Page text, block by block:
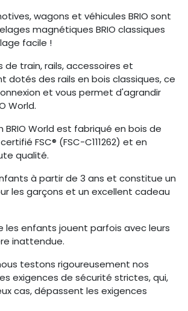
wagons et véhicules BRIO sont
magnétiques BRIO classiques
facile !
de train, rails, accessoires et
dotés des rails en bois classiques, ce
et vous permet d'agrandir
World.
BRIO World est fabriqué en bois de
FSC® (FSC-C111262) et en
qualité.
à partir de 3 ans et constitue un
les garçons et un excellent cadeau
les enfants jouent parfois avec leurs
inattendue.
testons rigoureusement nos
exigences de sécurité strictes, qui,
cas, dépassent les exigences